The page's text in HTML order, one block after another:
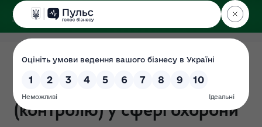
ДЕРЖЕКОІНСПЕКЦІЯ
Результати здійснення
державного нагляду
(контролю) у сфері охорони